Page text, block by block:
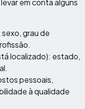
em conta alguns
sexo, grau de
localizado): estado,
pessoais,
à qualidade